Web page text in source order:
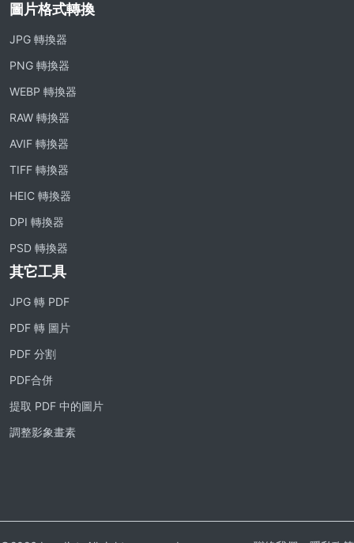
圖片格式轉換
JPG 轉換器
PNG 轉換器
WEBP 轉換器
RAW 轉換器
AVIF 轉換器
TIFF 轉換器
HEIC 轉換器
DPI 轉換器
PSD 轉換器
其它工具
JPG 轉 PDF
PDF 轉 圖片
PDF 分割
PDF合併
提取 PDF 中的圖片
調整影象畫素